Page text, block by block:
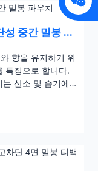
중간 밀봉 파
향을 유지하기 위
특징으로 합니다.
산소 및 습기에
다. 차 수입업체의